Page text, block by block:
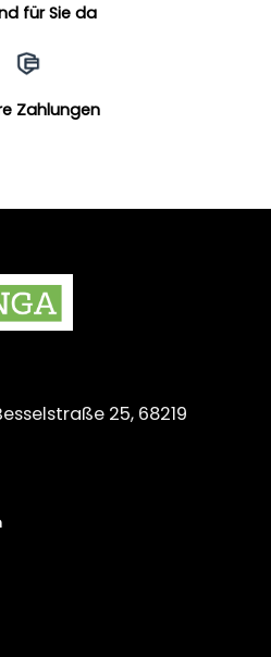
für Sie da
Zahlungen
25, 68219